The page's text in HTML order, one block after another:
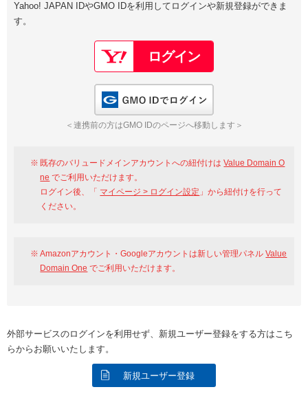
Google
GMO ID Amazon
※AmazonはValue Domain Oneのログイン画面へ遷移します
Value Domain Oneアカウント作成
以下でも登録可能
Google Yahoo!
GMO ID
Yahoo! JAPAN IDやGMO IDを利用してログインや新規登録ができま
す。
＜連携前の方はGMO IDのページへ移動します＞
既存のバリュードメインアカウントへの紐付けはValue Domain O
ne でご利用いただけます。
ログイン後、「 マイページ > ログイン設定 」から紐付けを行って
ください。
Amazonアカウント・Googleアカウントは新しい管理パネルValue
Domain One でご利用いただけます。
外部サービスのログインを利用せず、新規ユーザー登録をする方はこち
らからお願いいたします。
新規ユーザー登録